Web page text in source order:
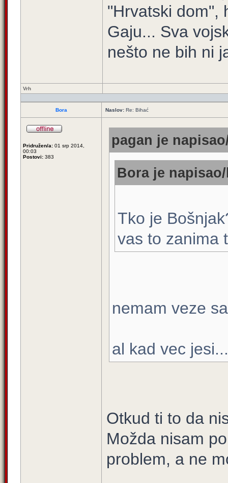
"Hrvatski dom",
Gaju... Sva
nešto ne bih ni
Vrh
Bora Naslov: Re: Bihać
Pridružen/a: 01 srp 2014,
00:03
Postovi: 383
pagan je
Bora je
Tko je
vas to zanima
nemam veze
al kad vec jesi...
Otkud ti to da
Možda nisam
problem, a ne